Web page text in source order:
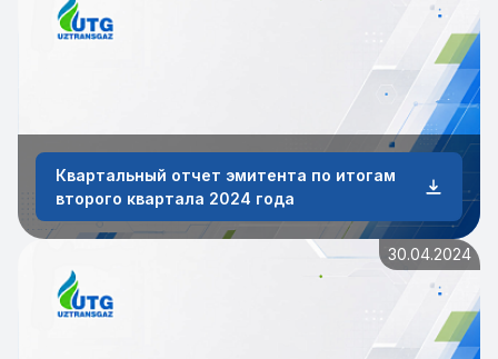
Квартальный отчет эмитента по итогам
второго квартала 2024 года
30.04.2024